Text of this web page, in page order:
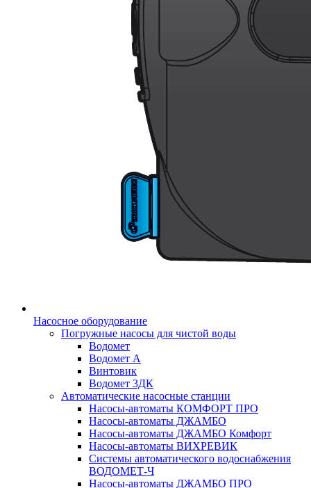
Насосное оборудование
Погружные насосы для чистой воды
Водомет
Водомет А
Винтовик
Водомет 3ДК
Автоматические насосные станции
Насосы-автоматы КОМФОРТ ПРО
Насосы-автоматы ДЖАМБО
Насосы-автоматы ДЖАМБО Комфорт
Насосы-автоматы ВИХРЕВИК
Системы автоматического водоснабжения
ВОДОМЕТ-Ч
Насосы-автоматы ДЖАМБО ПРО